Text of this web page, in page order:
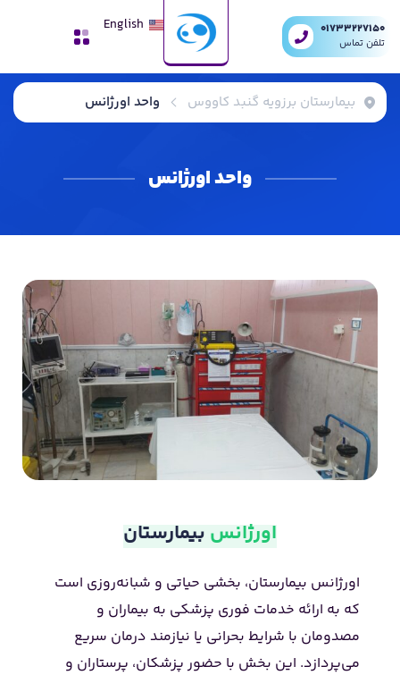
01733227150
تلفن تماس
English
بیمارستان برزویه گنبد کاووس واحد اورژانس
واحد اورژانس
اورژانس بیمارستان
اورژانس بیمارستان، بخشی حیاتی و شبانه‌روزی است
که به ارائه خدمات فوری پزشکی به بیماران و
مصدومان با شرایط بحرانی یا نیازمند درمان سریع
می‌پردازد. این بخش با حضور پزشکان، پرستاران و